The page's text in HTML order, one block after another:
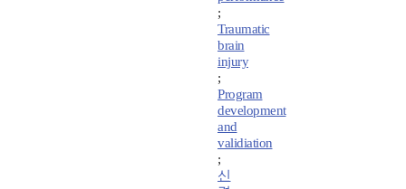
;
Traumatic
brain
injury
;
Program
development
and
validiation
;
신